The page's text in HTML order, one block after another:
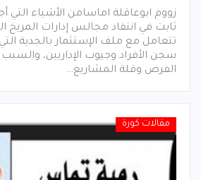
زووم ابوعاقلة اماسامن الأشياء التي
ثابت في انتقاد مجالس إدارات المريخ
تتعامل مع ملف الإستثمار بالجدية
سجن الأفراد وجيوب الإداريين،
الفرص وقلة المشاريع…
مقالات كورة